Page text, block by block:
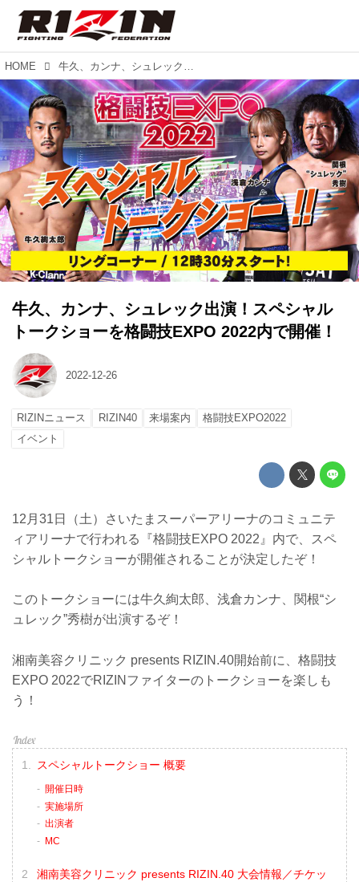
HOME 牛久、カンナ、シュレック出演！スペシャルトークショーを格闘技EXPO 2022内で開催！
牛久、カンナ、シュレック出演！スペシャル
トークショーを格闘技EXPO 2022内で開催！
2022-12-26
RIZINニュース RIZIN40 来場案内
格闘技EXPO2022
イベント
12月31日（土）さいたまスーパーアリーナのコミュニテ
ィアリーナで行われる『格闘技EXPO 2022』内で、スペ
シャルトークショーが開催されることが決定したぞ！
このトークショーには牛久絢太郎、浅倉カンナ、関根“シ
ュレック”秀樹が出演するぞ！
湘南美容クリニック presents RIZIN.40開始前に、格闘技
EXPO 2022でRIZINファイターのトークショーを楽しも
う！
スペシャルトークショー 概要
開催日時
実施場所
出演者
MC
湘南美容クリニック presents RIZIN.40 大会情報／チケッ